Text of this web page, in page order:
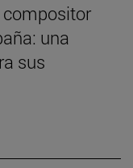
compositor
una
sus